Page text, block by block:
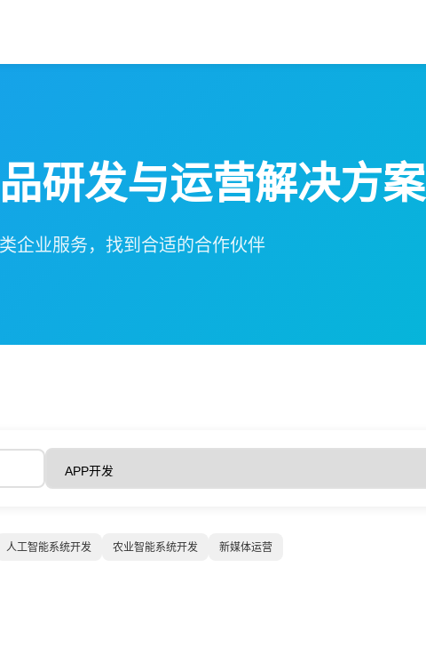
研发与运营解决方案
企业服务，找到合适的合作伙伴
人工智能系统开发 农业智能系统开发 新媒体运营